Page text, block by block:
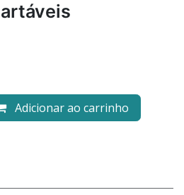
Adicionar ao carrinho